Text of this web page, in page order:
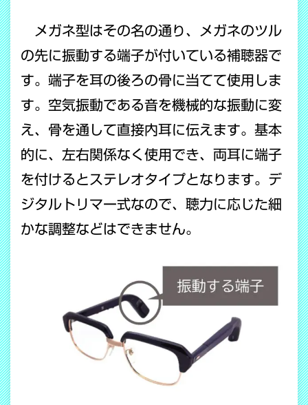
メガネ型はその名の通り、メガネのツル
の先に振動する端子が付いている補聴器で
す。端子を耳の後ろの骨に当てて使用しま
す。空気振動である音を機械的な振動に変
え、骨を通して直接内耳に伝えます。基本
的に、左右関係なく使用でき、両耳に端子
を付けるとステレオタイプとなります。デ
ジタルトリマー式なので、聴力に応じた細
かな調整などはできません。